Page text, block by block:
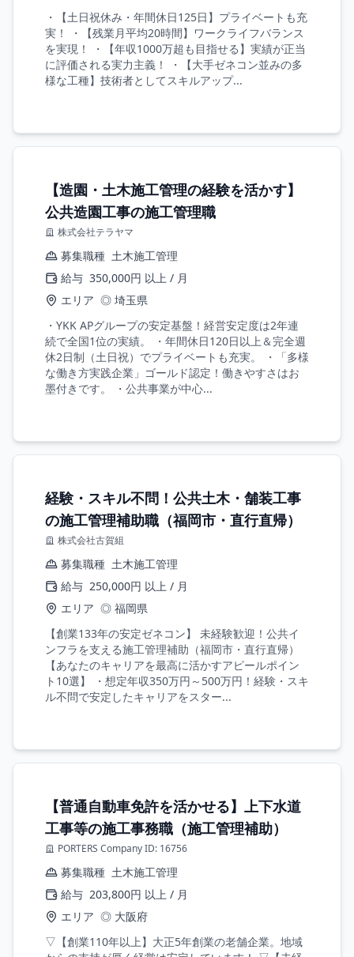
・【土日祝休み・年間休日125日】プライベートも充
実！ ・【残業月平均20時間】ワークライフバランス
を実現！ ・【年収1000万超も目指せる】実績が正当
に評価される実力主義！ ・【大手ゼネコン並みの多
様な工種】技術者としてスキルアップ...
【造園・土木施工管理の経験を活かす】
公共造園工事の施工管理職
株式会社テラヤマ
募集職種 土木施工管理
給与 350,000円 以上 / 月
エリア ◎ 埼玉県
・YKK APグループの安定基盤！経営安定度は2年連
続で全国1位の実績。 ・年間休日120日以上＆完全週
休2日制（土日祝）でプライベートも充実。 ・「多様
な働き方実践企業」ゴールド認定！働きやすさはお
墨付きです。 ・公共事業が中心...
経験・スキル不問！公共土木・舗装工事
の施工管理補助職（福岡市・直行直帰）
株式会社古賀組
募集職種 土木施工管理
給与 250,000円 以上 / 月
エリア ◎ 福岡県
【創業133年の安定ゼネコン】 未経験歓迎！公共イ
ンフラを支える施工管理補助（福岡市・直行直帰）
【あなたのキャリアを最高に活かすアピールポイン
ト10選】 ・想定年収350万円～500万円！経験・スキ
ル不問で安定したキャリアをスター...
【普通自動車免許を活かせる】上下水道
工事等の施工事務職（施工管理補助）
PORTERS Company ID: 16756
募集職種 土木施工管理
給与 203,800円 以上 / 月
エリア ◎ 大阪府
▽【創業110年以上】大正5年創業の老舗企業。地域